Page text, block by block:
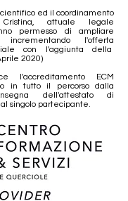
ed il coordinamento
attuale legale
permesso di ampliare
incrementando l'offerta
con l'aggiunta della
2020)
l'accreditamento ECM
in tutto il percorso dalla
dell'attestato di
singolo partecipante.